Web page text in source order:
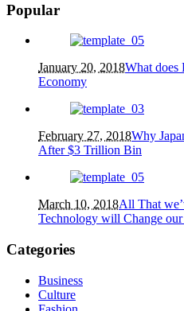
Popular
January 20, 2018What does
Economy
February 27, 2018Why
After $3 Trillion Bin
March 10, 2018All That
Technology will Change
Categories
Business
Culture